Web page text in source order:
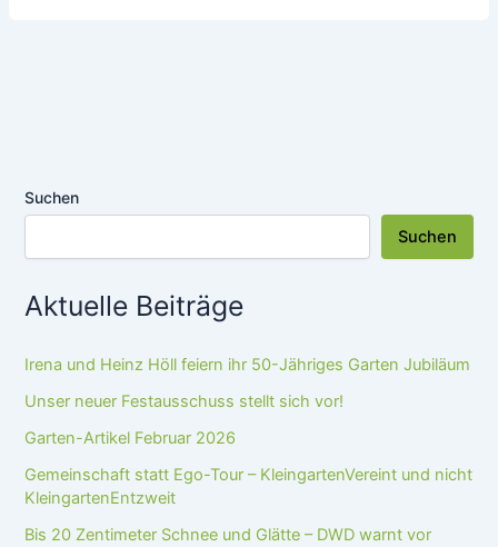
Suchen
Suchen
Aktuelle Beiträge
Irena und Heinz Höll feiern ihr 50-Jähriges Garten Jubiläum
Unser neuer Festausschuss stellt sich vor!
Garten-Artikel Februar 2026
Gemeinschaft statt Ego-Tour – KleingartenVereint und nicht
KleingartenEntzweit
Bis 20 Zentimeter Schnee und Glätte – DWD warnt vor